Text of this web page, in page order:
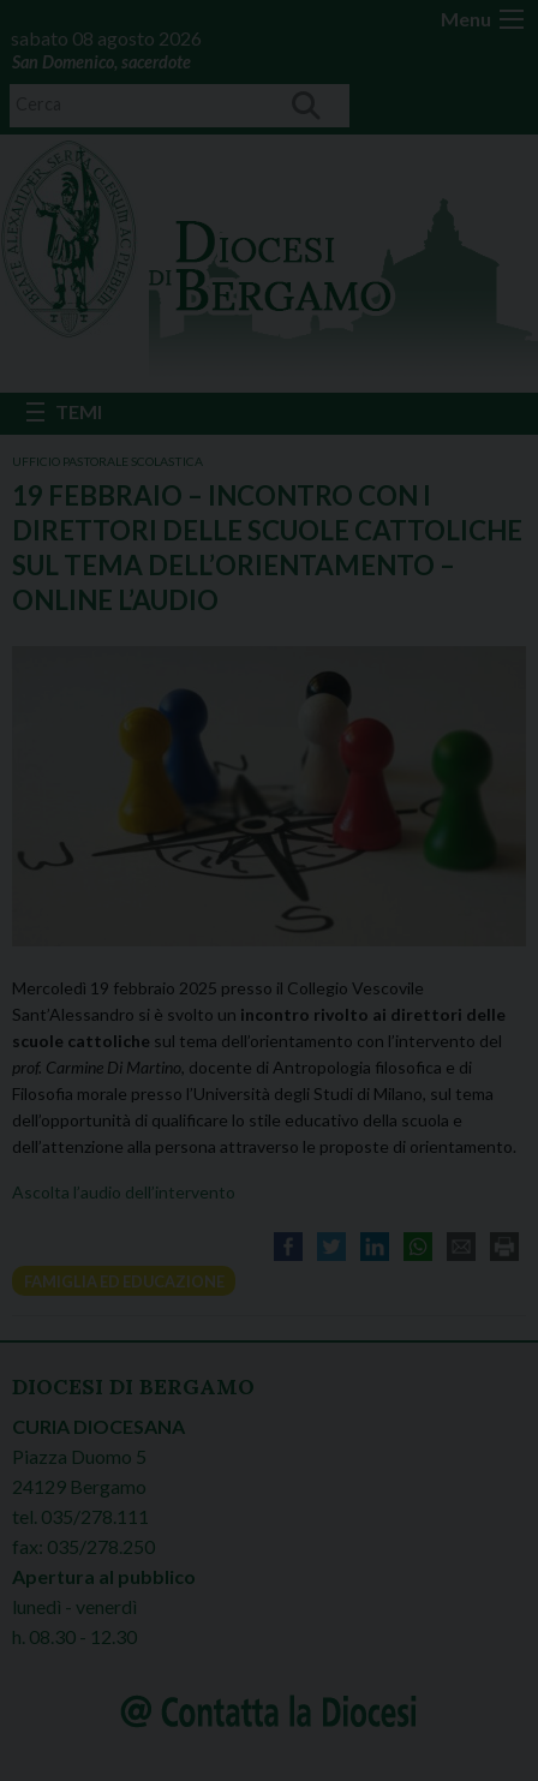
Menu
sabato 08 agosto 2026
San Domenico, sacerdote
UFFICIO PASTORALE SCOLASTICA
19 FEBBRAIO – INCONTRO CON I
DIRETTORI DELLE SCUOLE CATTOLICHE
SUL TEMA DELL’ORIENTAMENTO –
ONLINE L’AUDIO
Mercoledì 19 febbraio 2025 presso il Collegio Vescovile
Sant’Alessandro si è svolto un incontro rivolto ai direttori delle
scuole cattoliche sul tema dell’orientamento con l’intervento del
prof. Carmine Di Martino , docente di Antropologia filosofica e di
Filosofia morale presso l’Università degli Studi di Milano, sul tema
dell’opportunità di qualificare lo stile educativo della scuola e
dell’attenzione alla persona attraverso le proposte di orientamento.
Ascolta l’audio dell’intervento
FAMIGLIA ED EDUCAZIONE
DIOCESI DI BERGAMO
CURIA DIOCESANA
Piazza Duomo 5
24129 Bergamo
tel. 035/278.111
fax: 035/278.250
Apertura al pubblico
lunedì - venerdì
h. 08.30 - 12.30